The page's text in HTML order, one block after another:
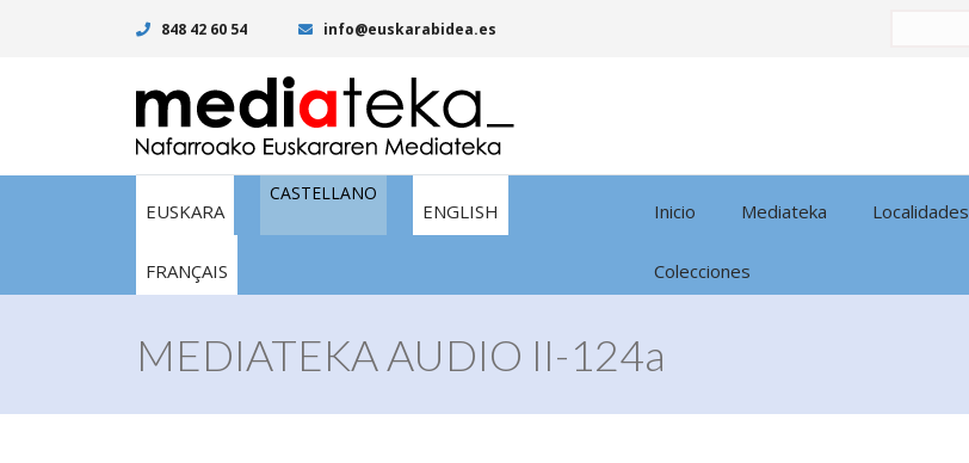
848 42 60 54 info@euskarabidea.es
EUSKARA
CASTELLANO
ENGLISH
FRANÇAIS
Inicio Mediateka Localidades
Colecciones
MEDIATEKA AUDIO II-124a